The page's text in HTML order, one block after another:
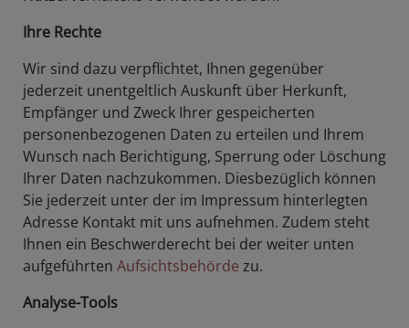
Ihre Rechte
Wir sind dazu verpflichtet, Ihnen gegenüber
jederzeit unentgeltlich Auskunft über Herkunft,
Empfänger und Zweck Ihrer gespeicherten
personenbezogenen Daten zu erteilen und Ihrem
Wunsch nach Berichtigung, Sperrung oder Löschung
Ihrer Daten nachzukommen. Diesbezüglich können
Sie jederzeit unter der im Impressum hinterlegten
Adresse Kontakt mit uns aufnehmen. Zudem steht
Ihnen ein Beschwerderecht bei der weiter unten
aufgeführten Aufsichtsbehörde zu.
Analyse-Tools